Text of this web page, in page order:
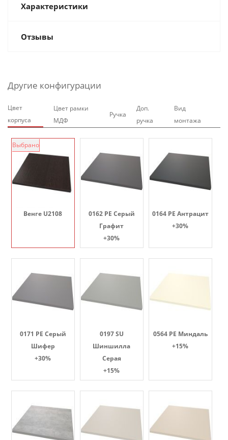
Характеристики
Отзывы
Другие конфигурации
Цвет
корпуса
Цвет рамки
МДФ
Ручка
Доп.
ручка
Вид
монтажа
Венге U2108
Выбрано
0162 PE Серый
Графит
+30%
0164 PE Антрацит
+30%
0171 PE Серый
Шифер
+30%
0197 SU
Шиншилла
Серая
+15%
0564 PE Миндаль
+15%